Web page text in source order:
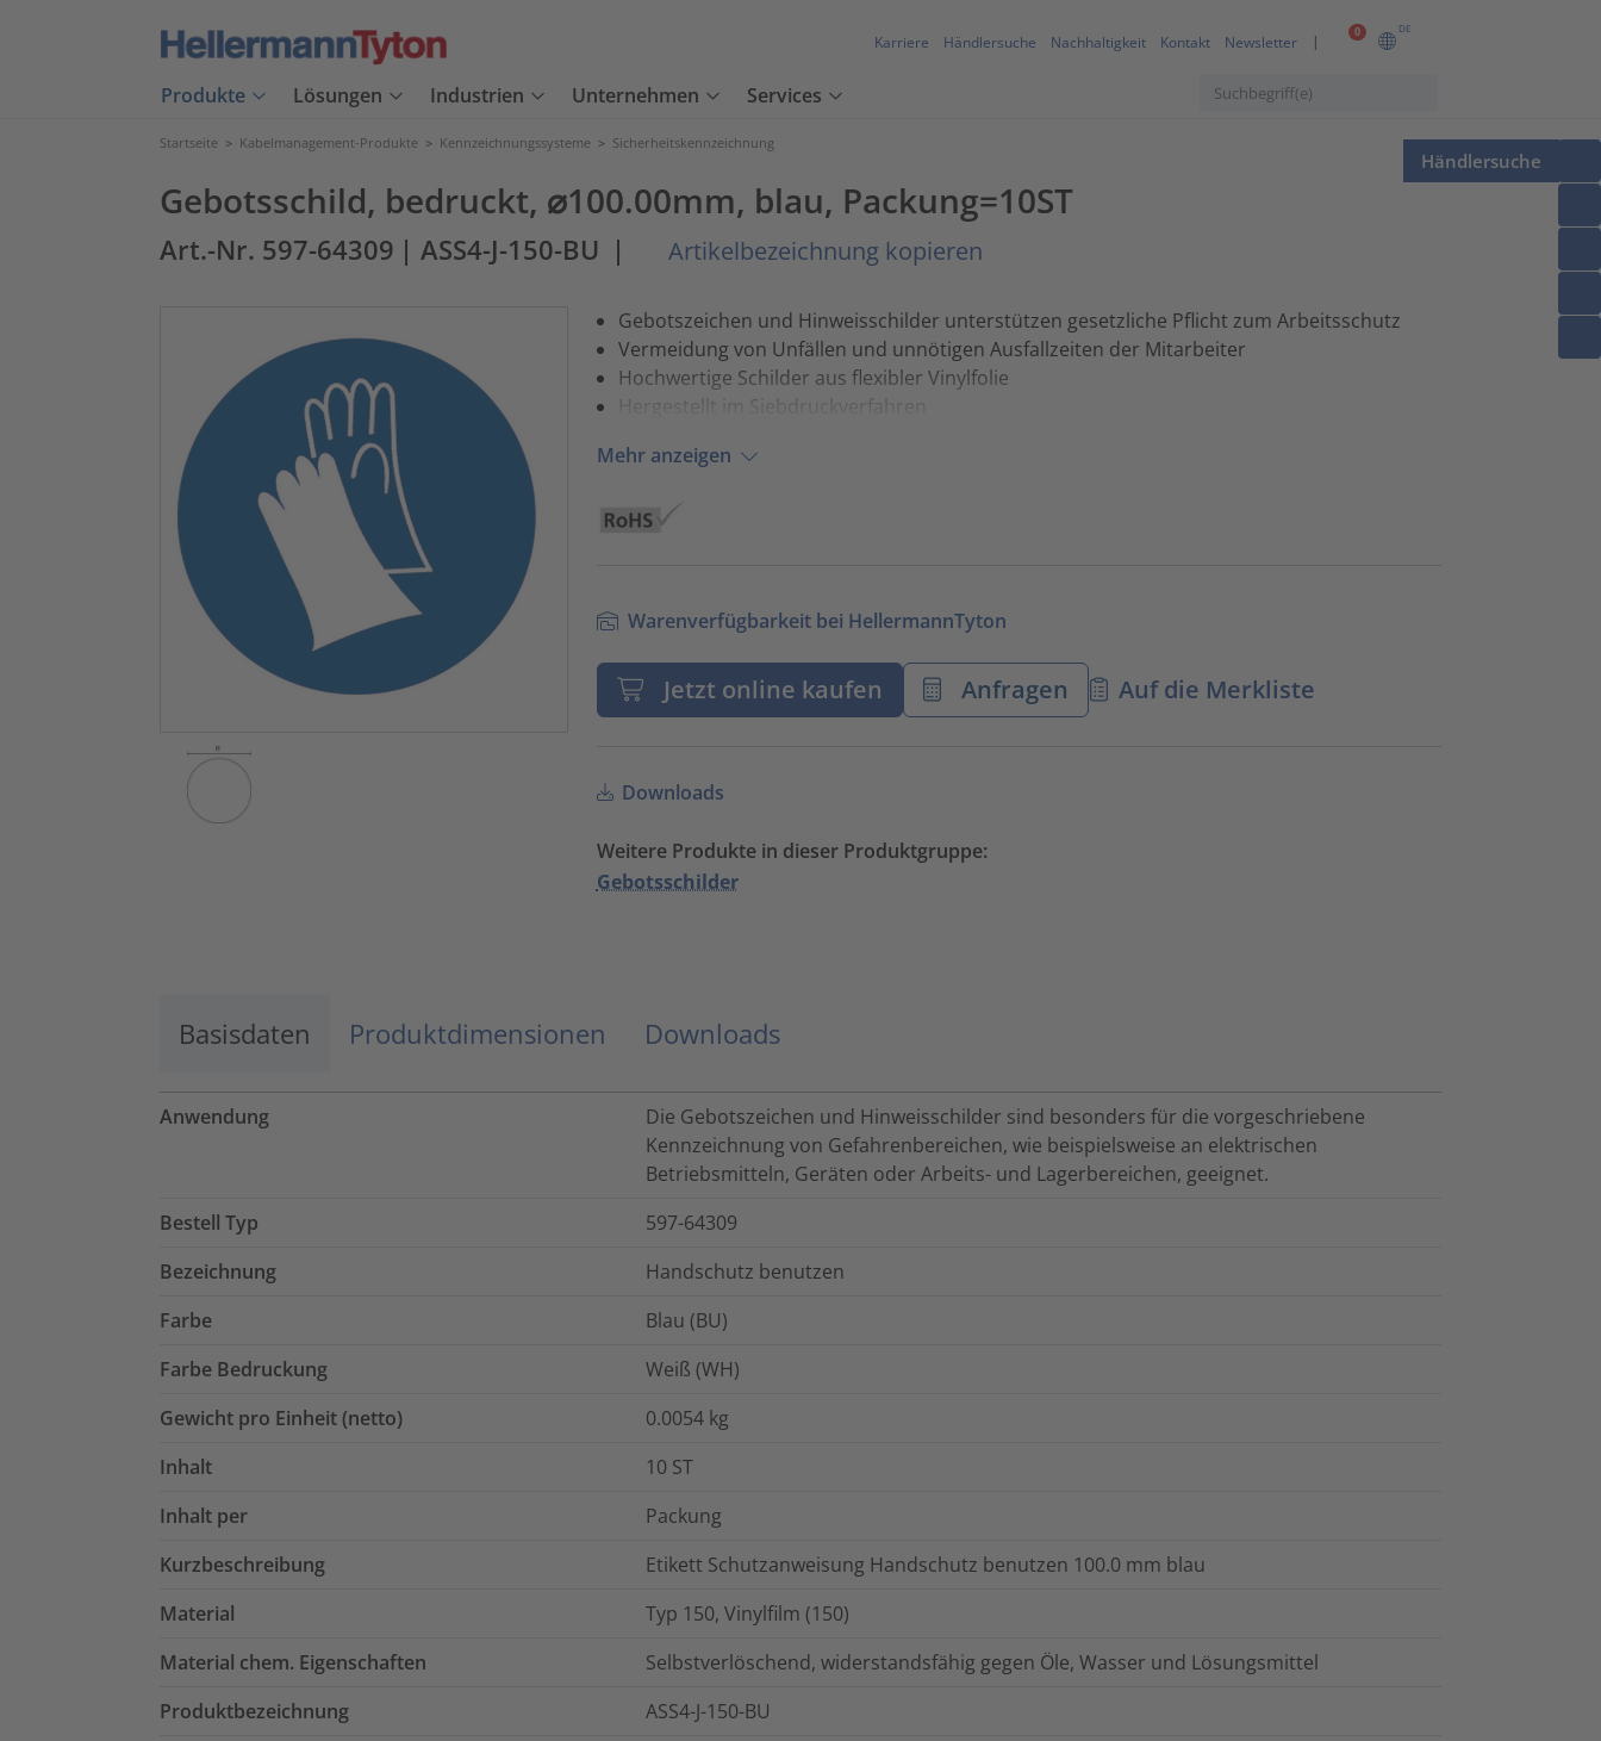
0 DE
Karriere Händlersuche Nachhaltigkeit Kontakt Newsletter
Produkte Lösungen Industrien Unternehmen Services
Händlersuche
Startseite > Kabelmanagement-Produkte > Kennzeichnungssysteme > Sicherheitskennzeichnung
Gebotsschild, bedruckt, ⌀100.00mm, blau, Packung=10ST
Art.-Nr. 597-64309 | ASS4-J-150-BU | Artikelbezeichnung kopieren
Gebotszeichen und Hinweisschilder unterstützen gesetzliche Pflicht zum Arbeitsschutz
Vermeidung von Unfällen und unnötigen Ausfallzeiten der Mitarbeiter
Hochwertige Schilder aus flexibler Vinylfolie
Hergestellt im Siebdruckverfahren
Mehr anzeigen
Warenverfügbarkeit bei HellermannTyton
Jetzt online kaufen Anfragen Auf die Merkliste
Downloads
Weitere Produkte in dieser Produktgruppe:
Gebotsschilder
Basisdaten Produktdimensionen Downloads
Anwendung
Die Gebotszeichen und Hinweisschilder sind besonders für die vorgeschriebene
Kennzeichnung von Gefahrenbereichen, wie beispielsweise an elektrischen
Betriebsmitteln, Geräten oder Arbeits- und Lagerbereichen, geeignet.
Bestell Typ
597-64309
Bezeichnung
Handschutz benutzen
Farbe
Blau (BU)
Farbe Bedruckung
Weiß (WH)
Gewicht pro Einheit (netto)
0.0054 kg
Inhalt
10 ST
Inhalt per
Packung
Kurzbeschreibung
Etikett Schutzanweisung Handschutz benutzen 100.0 mm blau
Material
Typ 150, Vinylfilm (150)
Material chem. Eigenschaften
Selbstverlöschend, widerstandsfähig gegen Öle, Wasser und Lösungsmittel
Produktbezeichnung
ASS4-J-150-BU